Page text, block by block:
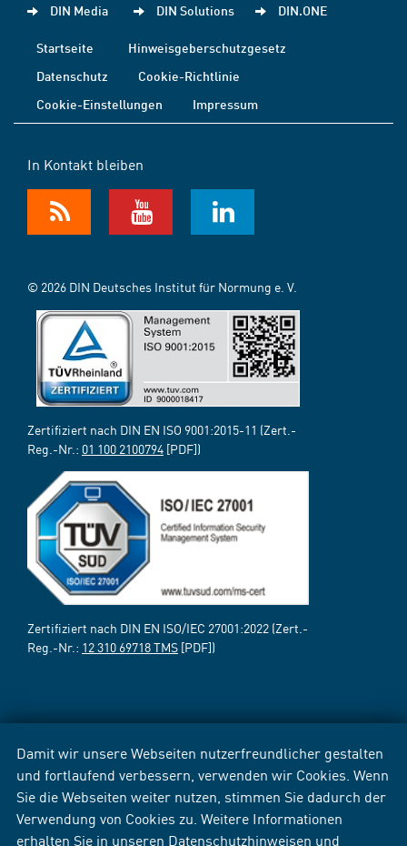
Damit wir unsere Webseiten nutzerfreundlicher gestalten
und fortlaufend verbessern, verwenden wir Cookies. Wenn
Sie die Webseiten weiter nutzen, stimmen Sie dadurch der
Verwendung von Cookies zu. Weitere Informationen
erhalten Sie in unseren Datenschutzhinweisen und
DIN Media DIN Solutions DIN.ONE
Startseite
Hinweisgeberschutzgesetz
Datenschutz
Cookie-Richtlinie
Cookie-Einstellungen
Impressum
In Kontakt bleiben
© 2026 DIN Deutsches Institut für Normung e. V.
Zertifiziert nach DIN EN ISO 9001:2015-11 (Zert.-
Reg.-Nr.: 01 100 2100794 [PDF])
Zertifiziert nach DIN EN ISO/IEC 27001:2022 (Zert.-
Reg.-Nr.: 12 310 69718 TMS [PDF])